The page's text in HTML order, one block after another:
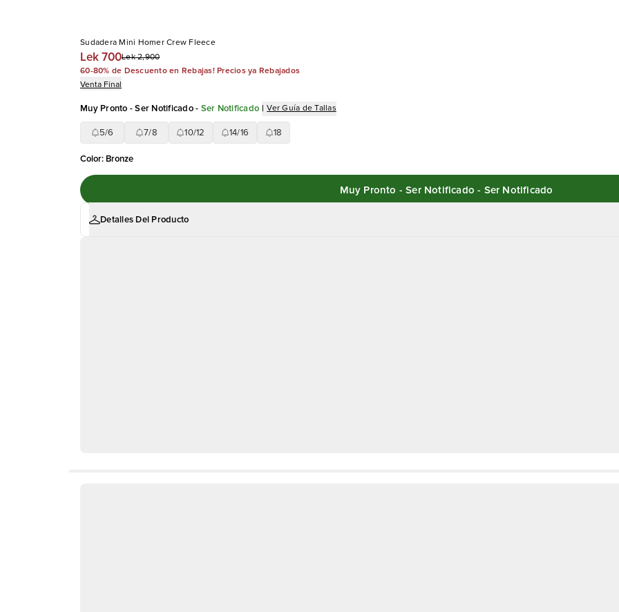
Sudadera Mini Homer Crew Fleece
Lek 700Lek 2,900
60-80% de Descuento en Rebajas! Precios ya Rebajados
Venta Final
Muy Pronto - Ser Notificado- Ser Notificado | Ver Guía de Tallas
5/6 7/8 10/12 14/16 18
Color: Bronze
Muy Pronto - Ser Notificado - Ser Notificado
Detalles Del Producto